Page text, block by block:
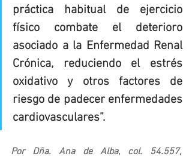
práctica habitual de ejercicio
físico combate el deterioro
asociado a la Enfermedad Renal
Crónica, reduciendo el estrés
oxidativo y otros factores de
riesgo de padecer enfermedades
cardiovasculares”.
Por Dña. Ana de Alba, col. 54.557,